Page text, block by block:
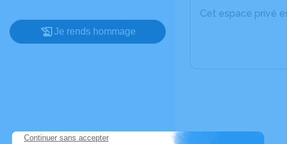
Je rends hommage
Cet espace privé